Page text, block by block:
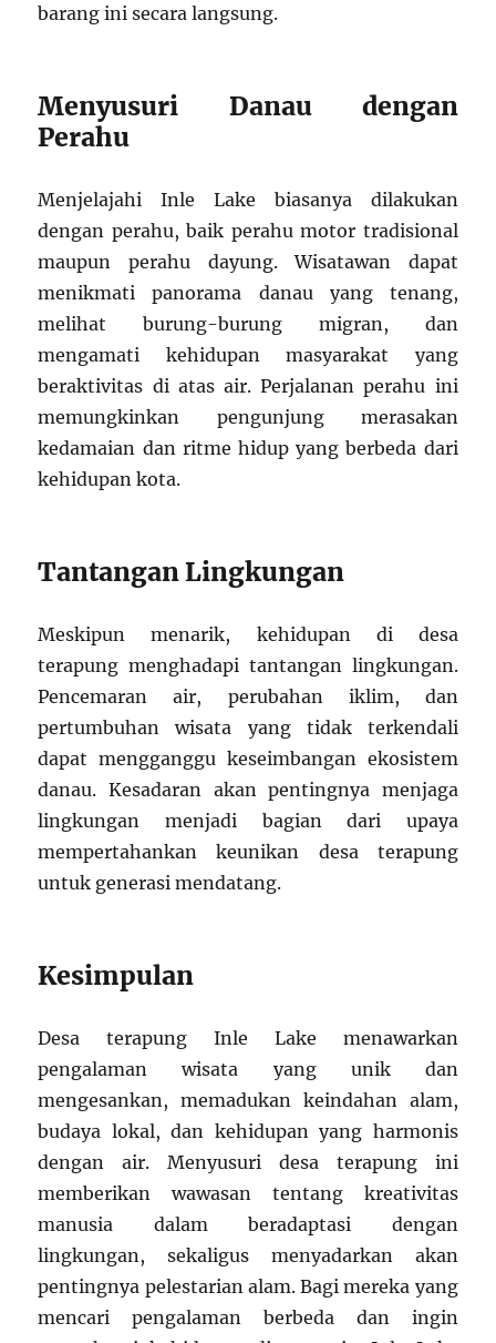
barang ini secara langsung.
Menyusuri Danau dengan
Perahu
Menjelajahi Inle Lake biasanya dilakukan
dengan perahu, baik perahu motor tradisional
maupun perahu dayung. Wisatawan dapat
menikmati panorama danau yang tenang,
melihat burung-burung migran, dan
mengamati kehidupan masyarakat yang
beraktivitas di atas air. Perjalanan perahu ini
memungkinkan pengunjung merasakan
kedamaian dan ritme hidup yang berbeda dari
kehidupan kota.
Tantangan Lingkungan
Meskipun menarik, kehidupan di desa
terapung menghadapi tantangan lingkungan.
Pencemaran air, perubahan iklim, dan
pertumbuhan wisata yang tidak terkendali
dapat mengganggu keseimbangan ekosistem
danau. Kesadaran akan pentingnya menjaga
lingkungan menjadi bagian dari upaya
mempertahankan keunikan desa terapung
untuk generasi mendatang.
Kesimpulan
Desa terapung Inle Lake menawarkan
pengalaman wisata yang unik dan
mengesankan, memadukan keindahan alam,
budaya lokal, dan kehidupan yang harmonis
dengan air. Menyusuri desa terapung ini
memberikan wawasan tentang kreativitas
manusia dalam beradaptasi dengan
lingkungan, sekaligus menyadarkan akan
pentingnya pelestarian alam. Bagi mereka yang
mencari pengalaman berbeda dan ingin